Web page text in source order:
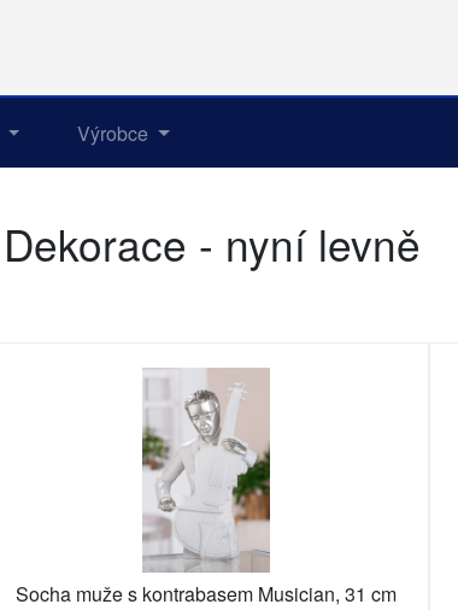
Výrobce
Dekorace - nyní levně
Socha muže s kontrabasem Musician, 31 cm